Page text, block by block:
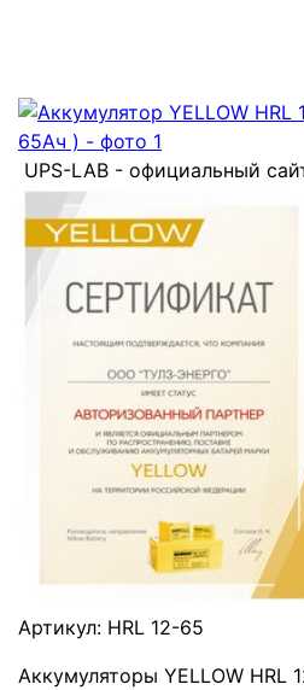
UPS-LAB - официальный
Артикул: HRL 12-65
Аккумуляторы YELLOW HRL